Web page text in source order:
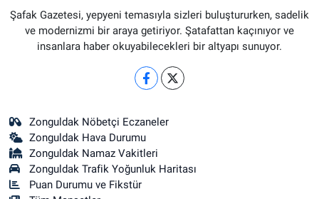
Şafak Gazetesi, yepyeni temasıyla sizleri buluştururken, sadelik
ve modernizmi bir araya getiriyor. Şatafattan kaçınıyor ve
insanlara haber okuyabilecekleri bir altyapı sunuyor.
Zonguldak Nöbetçi Eczaneler
Zonguldak Hava Durumu
Zonguldak Namaz Vakitleri
Zonguldak Trafik Yoğunluk Haritası
Puan Durumu ve Fikstür